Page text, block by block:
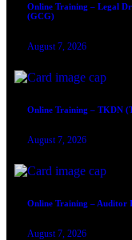
Online Training – Legal
(GCG)
August 7, 2026
Online Training – TKDN
August 7, 2026
Online Training – Auditor
August 7, 2026